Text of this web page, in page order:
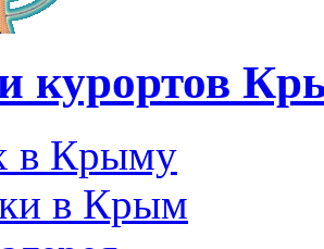
курортов
в Крыму
в Крым